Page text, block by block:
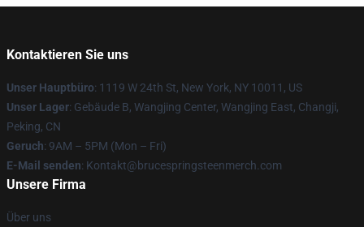
Kontaktieren Sie uns
Unser Hauptbüro: 1119 W 24th St, New York, NY 10011, US
Unser Lager: Gebäude B, Wangjing Center, Wangjing East, Changji,
Peking, CN
Geruch: 9AM – 5PM (Mon – Fri)
E-Mail senden: Kontakt@brucespringsteenmerch.com
Unsere Firma
Über uns